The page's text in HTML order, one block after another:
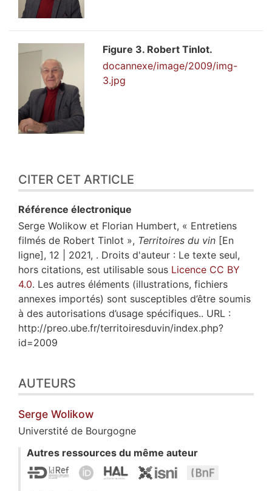
Figure 3. Robert Tinlot.
docannexe/image/2009/img-
3.jpg
CITER CET ARTICLE
Référence électronique
Serge Wolikow et Florian Humbert, « Entretiens
filmés de Robert Tinlot », Territoires du vin [En
ligne], 12 | 2021, . Droits d'auteur : Le texte seul,
hors citations, est utilisable sous Licence CC BY
4.0. Les autres éléments (illustrations, fichiers
annexes importés) sont susceptibles d’être soumis
à des autorisations d’usage spécifiques.. URL :
http://preo.ube.fr/territoiresduvin/index.php?
id=2009
AUTEURS
Serge Wolikow
Universtité de Bourgogne
Autres ressources du même auteur